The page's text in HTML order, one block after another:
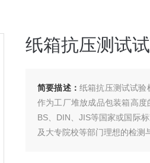
纸箱抗压测试
简要描述： 纸箱抗压测试试验
作为工厂堆放成品包装箱高度
BS、DIN、JIS等国家或国际
及大专院校等部门理想的检测